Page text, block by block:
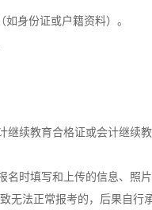
身份证或户籍资料）。
继续教育合格证或会计继续
名时填写和上传的信息、照
无法正常报考的，后果自行承